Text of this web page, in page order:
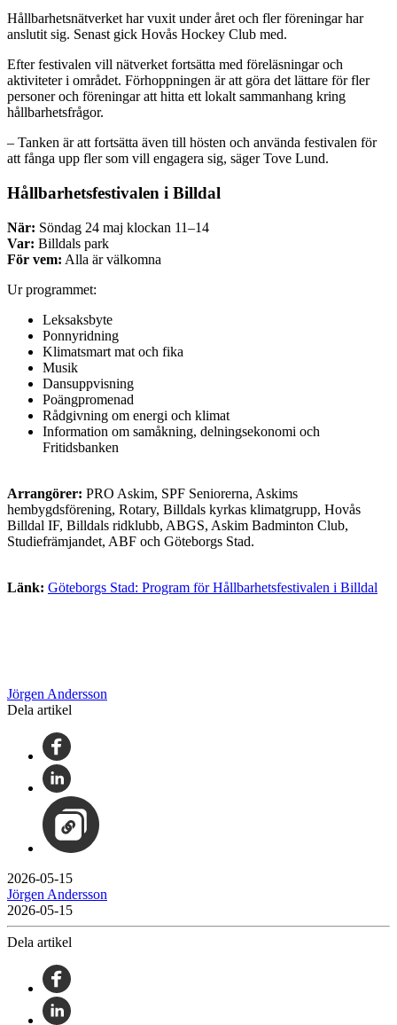
Hållbarhetsnätverket har vuxit under året och fler föreningar har
anslutit sig. Senast gick Hovås Hockey Club med.
Efter festivalen vill nätverket fortsätta med föreläsningar och
aktiviteter i området. Förhoppningen är att göra det lättare för fler
personer och föreningar att hitta ett lokalt sammanhang kring
hållbarhetsfrågor.
– Tanken är att fortsätta även till hösten och använda festivalen för
att fånga upp fler som vill engagera sig, säger Tove Lund.
Hållbarhetsfestivalen i Billdal
När: Söndag 24 maj klockan 11–14
Var: Billdals park
För vem: Alla är välkomna
Ur programmet:
Leksaksbyte
Ponnyridning
Klimatsmart mat och fika
Musik
Dansuppvisning
Poängpromenad
Rådgivning om energi och klimat
Information om samåkning, delningsekonomi och
Fritidsbanken
Arrangörer: PRO Askim, SPF Seniorerna, Askims
hembygdsförening, Rotary, Billdals kyrkas klimatgrupp, Hovås
Billdal IF, Billdals ridklubb, ABGS, Askim Badminton Club,
Studiefrämjandet, ABF och Göteborgs Stad.
Länk: Göteborgs Stad: Program för Hållbarhetsfestivalen i Billdal
Jörgen Andersson
Dela artikel
2026-05-15
Jörgen Andersson
2026-05-15
Dela artikel